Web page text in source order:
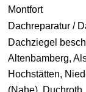
Montfort
Dachreparatur /
Dachziegel
Altenbamberg,
Hochstätten,